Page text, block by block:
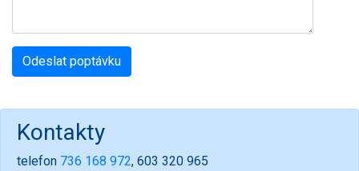
Kontakty
telefon 736 168 972, 603 320 965